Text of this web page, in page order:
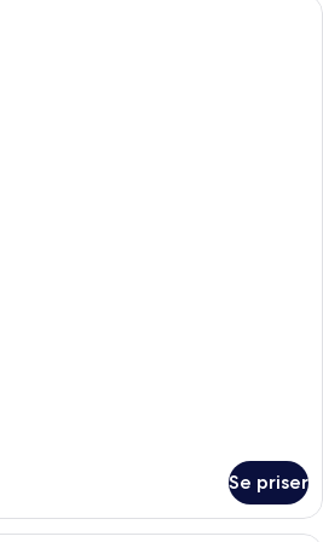
Se priser